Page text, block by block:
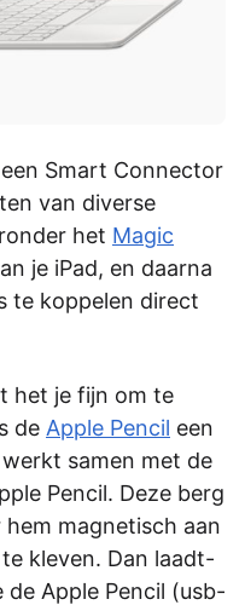
Smart Connector
van diverse
het Magic
je iPad, en daarna
te koppelen direct
het je fijn om te
de Apple Pencil een
samen met de
Pencil. Deze berg
magnetisch aan
kleven. Dan laadt-
Apple Pencil (usb-